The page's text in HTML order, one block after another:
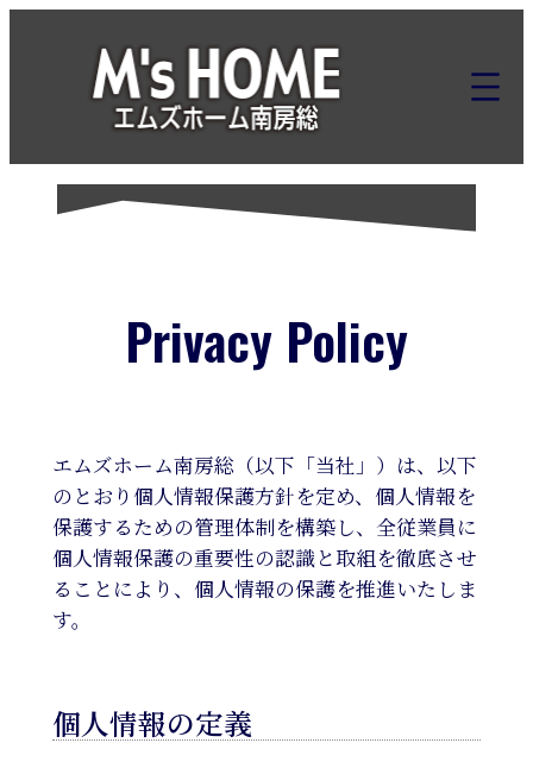
Privacy Policy
エムズホーム南房総（以下「当社」）は、以下
のとおり個人情報保護方針を定め、個人情報を
保護するための管理体制を構築し、全従業員に
個人情報保護の重要性の認識と取組を徹底させ
ることにより、個人情報の保護を推進いたしま
す。
個人情報の定義